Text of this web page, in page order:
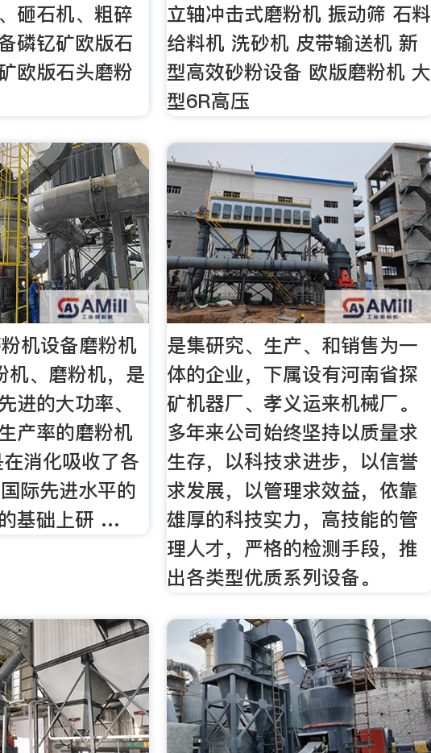
砸石机、粗碎
磷钇矿欧版石
欧版石头磨粉
立轴冲击式磨粉机 振动筛 石料
给料机 洗砂机 皮带输送机 新
型高效砂粉设备 欧版磨粉机 大
型6R高压
机设备磨粉机
机、磨粉机，是
进的大功率、
产率的磨粉机
消化吸收了各
际先进水平的
基础上研 …
是集研究、生产、和销售为一
体的企业，下属设有河南省探
矿机器厂、孝义运来机械厂。
多年来公司始终坚持以质量求
生存，以科技求进步，以信誉
求发展，以管理求效益，依靠
雄厚的科技实力，高技能的管
理人才，严格的检测手段，推
出各类型优质系列设备。